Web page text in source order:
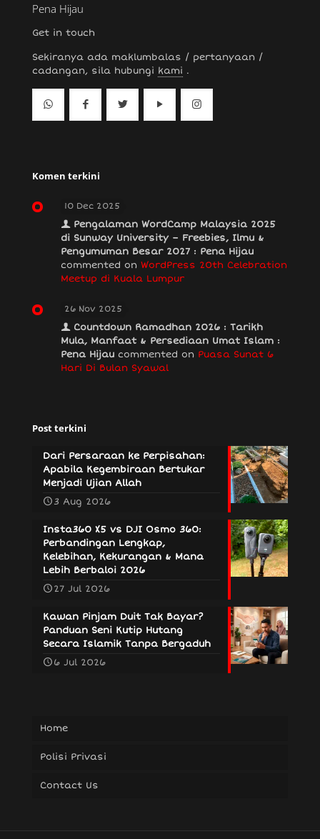
Pena Hijau
Get in touch
Sekiranya ada maklumbalas / pertanyaan /
cadangan, sila hubungi kami .
Komen terkini
10 Dec 2025
Pengalaman WordCamp Malaysia 2025
di Sunway University – Freebies, Ilmu &
Pengumuman Besar 2027 : Pena Hijau
commented on WordPress 20th Celebration
Meetup di Kuala Lumpur
26 Nov 2025
Countdown Ramadhan 2026 : Tarikh
Mula, Manfaat & Persediaan Umat Islam :
Pena Hijau commented on Puasa Sunat 6
Hari Di Bulan Syawal
Post terkini
Dari Persaraan ke Perpisahan:
Apabila Kegembiraan Bertukar
Menjadi Ujian Allah
3 Aug 2026
Insta360 X5 vs DJI Osmo 360:
Perbandingan Lengkap,
Kelebihan, Kekurangan & Mana
Lebih Berbaloi 2026
27 Jul 2026
Kawan Pinjam Duit Tak Bayar?
Panduan Seni Kutip Hutang
Secara Islamik Tanpa Bergaduh
6 Jul 2026
Home
Polisi Privasi
Contact Us